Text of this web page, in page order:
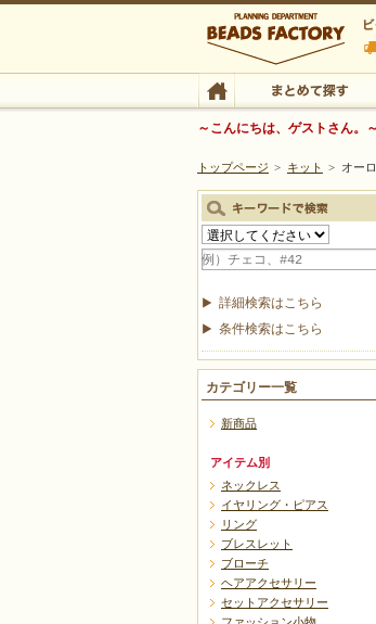
ビーズファクトリー ビーズ
ビーズ・アクセサリーの専門
TOP まとめて探す
～こんにちは、ゲストさん。～
トップページ > キット > オー
詳細検索はこちら
条件検索はこちら
カテゴリー一覧
新商品
アイテム別
ネックレス
イヤリング・ピアス
リング
ブレスレット
ブローチ
ヘアアクセサリー
セットアクセサリー